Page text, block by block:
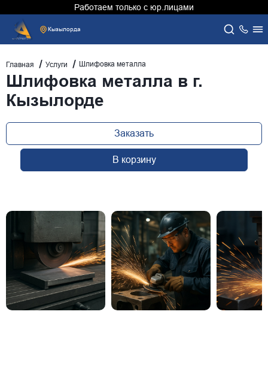
Работаем только с юр.лицами
Кызылорда
Главная Услуги Шлифовка металла
Шлифовка металла в г.
Кызылорде
Заказать
В корзину